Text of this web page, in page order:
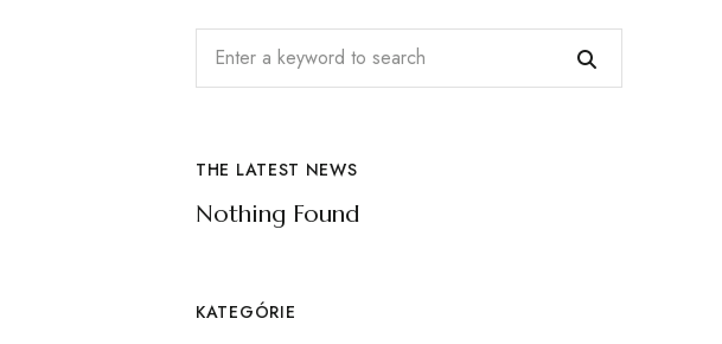
THE LATEST NEWS
Nothing Found
KATEGÓRIE